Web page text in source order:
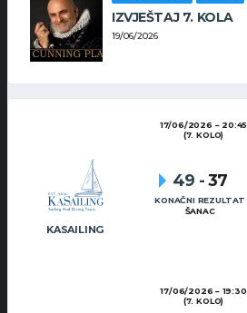
IZVJEŠTAJ 7. KOLA
19/06/2026
17/06/2026
20:45
(7. KOLO)
KASAILING
49 -37
KONAČNI REZULTAT
ŠANAC
17/06/2026
19:30
(7. KOLO)